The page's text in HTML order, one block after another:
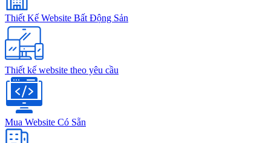
Thiết Kế Website Bất Động Sản
Thiết kế website theo yêu cầu
Mua Website Có Sẵn